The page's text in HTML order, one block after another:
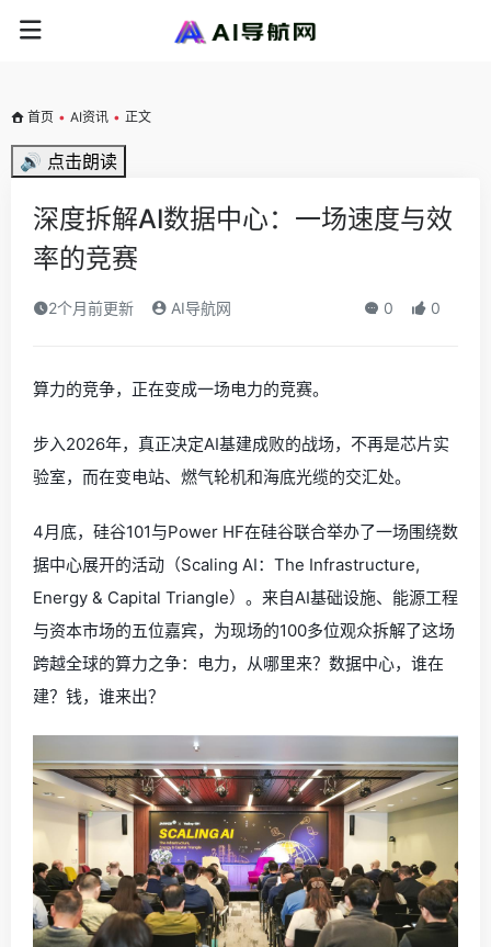
首页 • AI资讯 • 正文
🔊 点击朗读
深度拆解AI数据中心：一场速度与效
率的竞赛
2个月前更新 AI导航网 0 0
算力的竞争，正在变成一场电力的竞赛。
步入2026年，真正决定AI基建成败的战场，不再是芯片实
验室，而在变电站、燃气轮机和海底光缆的交汇处。
4月底，硅谷101与Power HF在硅谷联合举办了一场围绕数
据中心展开的活动（Scaling AI：The Infrastructure,
Energy & Capital Triangle）。来自AI基础设施、能源工程
与资本市场的五位嘉宾，为现场的100多位观众拆解了这场
跨越全球的算力之争：电力，从哪里来？数据中心，谁在
建？钱，谁来出？